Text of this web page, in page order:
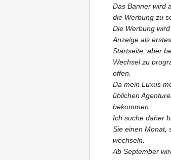
Das Banner wird
die Werbung zu
Die Werbung
Anzeige als
Startseite, aber
Wechsel zu
offen.
Da mein Luxus
üblichen
bekommen.
Ich suche daher
Sie einen Monat,
wechseln.
Ab September